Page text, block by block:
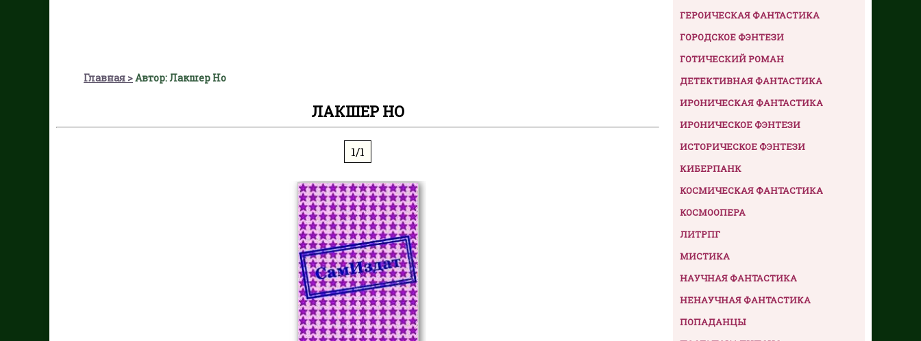
Главная Автор: Лакшер Но
ЛАКШЕР НО
1/1
ГЕРОИЧЕСКАЯ ФАНТАСТИКА
ГОРОДСКОЕ ФЭНТЕЗИ
ГОТИЧЕСКИЙ РОМАН
ДЕТЕКТИВНАЯ ФАНТАСТИКА
ИРОНИЧЕСКАЯ ФАНТАСТИКА
ИРОНИЧЕСКОЕ ФЭНТЕЗИ
ИСТОРИЧЕСКОЕ ФЭНТЕЗИ
КИБЕРПАНК
КОСМИЧЕСКАЯ ФАНТАСТИКА
КОСМООПЕРА
ЛИТРПГ
МИСТИКА
НАУЧНАЯ ФАНТАСТИКА
НЕНАУЧНАЯ ФАНТАСТИКА
ПОПАДАНЦЫ